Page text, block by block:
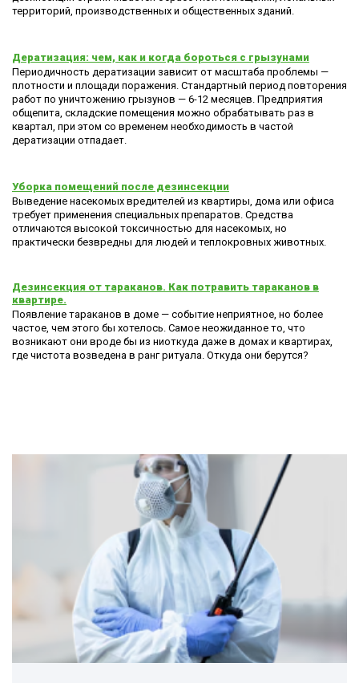
территорий, производственных и общественных зданий.
Дератизация: чем, как и когда бороться с грызунами
Периодичность дератизации зависит от масштаба проблемы —
плотности и площади поражения. Стандартный период повторения
работ по уничтожению грызунов — 6-12 месяцев. Предприятия
общепита, складские помещения можно обрабатывать раз в
квартал, при этом со временем необходимость в частой
дератизации отпадает.
Уборка помещений после дезинсекции
Выведение насекомых вредителей из квартиры, дома или офиса
требует применения специальных препаратов. Средства
отличаются высокой токсичностью для насекомых, но
практически безвредны для людей и теплокровных животных.
Дезинсекция от тараканов. Как потравить тараканов в
квартире.
Появление тараканов в доме — событие неприятное, но более
частое, чем этого бы хотелось. Самое неожиданное то, что
возникают они вроде бы из ниоткуда даже в домах и квартирах,
где чистота возведена в ранг ритуала. Откуда они берутся?